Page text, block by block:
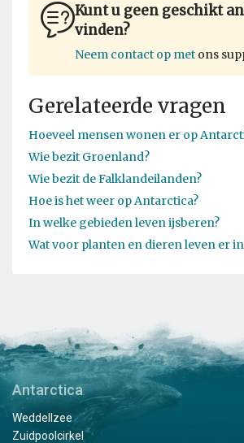
Kunt u geen geschikt
vinden?
Neem contact op met ons
Gerelateerde vragen
Hoeveel mensen wonen er op
Wie bezit Groenland?
Wie bezit de Falklandeilanden?
Hoe is het weer op Antarctica?
In welke gebieden leven ijsberen?
Wat voor planten en dieren leven er
Antarctica
Weddellzee
Zuidpoolcirkel